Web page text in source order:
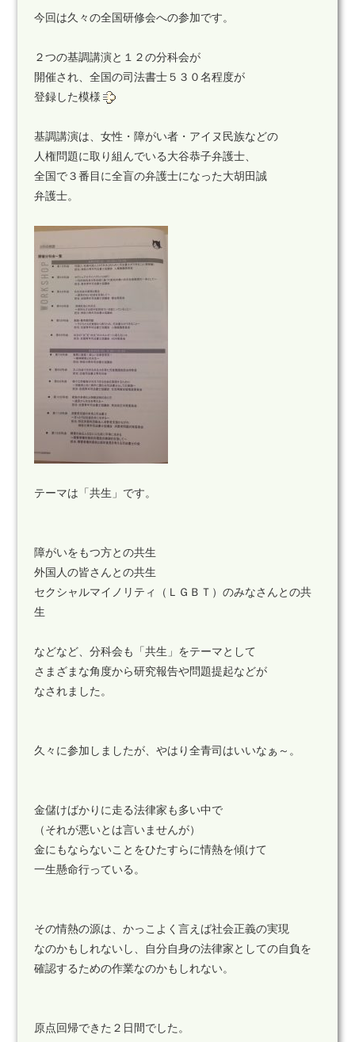
今回は久々の全国研修会への参加です。
２つの基調講演と１２の分科会が
開催され、全国の司法書士５３０名程度が
登録した模様
基調講演は、女性・障がい者・アイヌ民族などの
人権問題に取り組んでいる大谷恭子弁護士、
全国で３番目に全盲の弁護士になった大胡田誠
弁護士。
テーマは「共生」です。
障がいをもつ方との共生
外国人の皆さんとの共生
セクシャルマイノリティ（ＬＧＢＴ）のみなさんとの共
生
などなど、分科会も「共生」をテーマとして
さまざまな角度から研究報告や問題提起などが
なされました。
久々に参加しましたが、やはり全青司はいいなぁ～。
金儲けばかりに走る法律家も多い中で
（それが悪いとは言いませんが）
金にもならないことをひたすらに情熱を傾けて
一生懸命行っている。
その情熱の源は、かっこよく言えば社会正義の実現
なのかもしれないし、自分自身の法律家としての自負を
確認するための作業なのかもしれない。
原点回帰できた２日間でした。